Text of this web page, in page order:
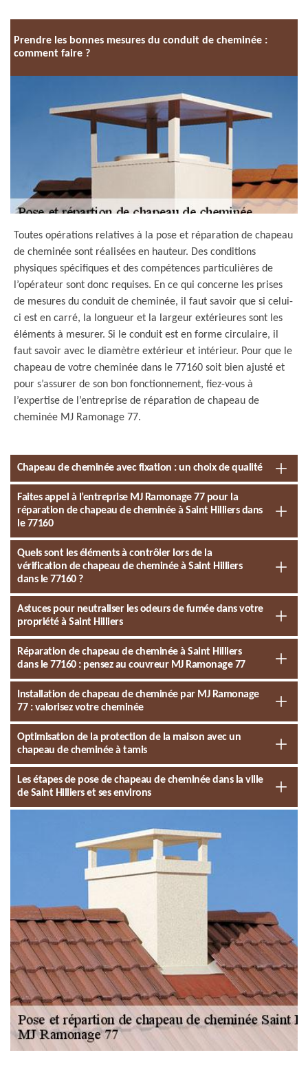
Prendre les bonnes mesures du conduit de cheminée :
comment faire ?
Toutes opérations relatives à la pose et réparation de chapeau
de cheminée sont réalisées en hauteur. Des conditions
physiques spécifiques et des compétences particulières de
l’opérateur sont donc requises. En ce qui concerne les prises
de mesures du conduit de cheminée, il faut savoir que si celui-
ci est en carré, la longueur et la largeur extérieures sont les
éléments à mesurer. Si le conduit est en forme circulaire, il
faut savoir avec le diamètre extérieur et intérieur. Pour que le
chapeau de votre cheminée dans le 77160 soit bien ajusté et
pour s’assurer de son bon fonctionnement, fiez-vous à
l’expertise de l’entreprise de réparation de chapeau de
cheminée MJ Ramonage 77.
Chapeau de cheminée avec fixation : un choix de qualité
Faites appel à l’entreprise MJ Ramonage 77 pour la
réparation de chapeau de cheminée à Saint Hilliers dans
le 77160
Quels sont les éléments à contrôler lors de la
vérification de chapeau de cheminée à Saint Hilliers
dans le 77160 ?
Astuces pour neutraliser les odeurs de fumée dans votre
propriété à Saint Hilliers
Réparation de chapeau de cheminée à Saint Hilliers
dans le 77160 : pensez au couvreur MJ Ramonage 77
Installation de chapeau de cheminée par MJ Ramonage
77 : valorisez votre cheminée
Optimisation de la protection de la maison avec un
chapeau de cheminée à tamis
Les étapes de pose de chapeau de cheminée dans la ville
de Saint Hilliers et ses environs